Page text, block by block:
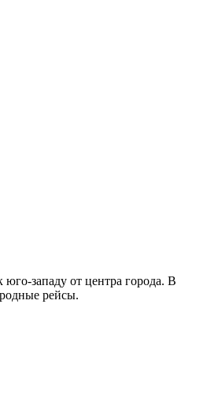
западу от центра города. В
рейсы.